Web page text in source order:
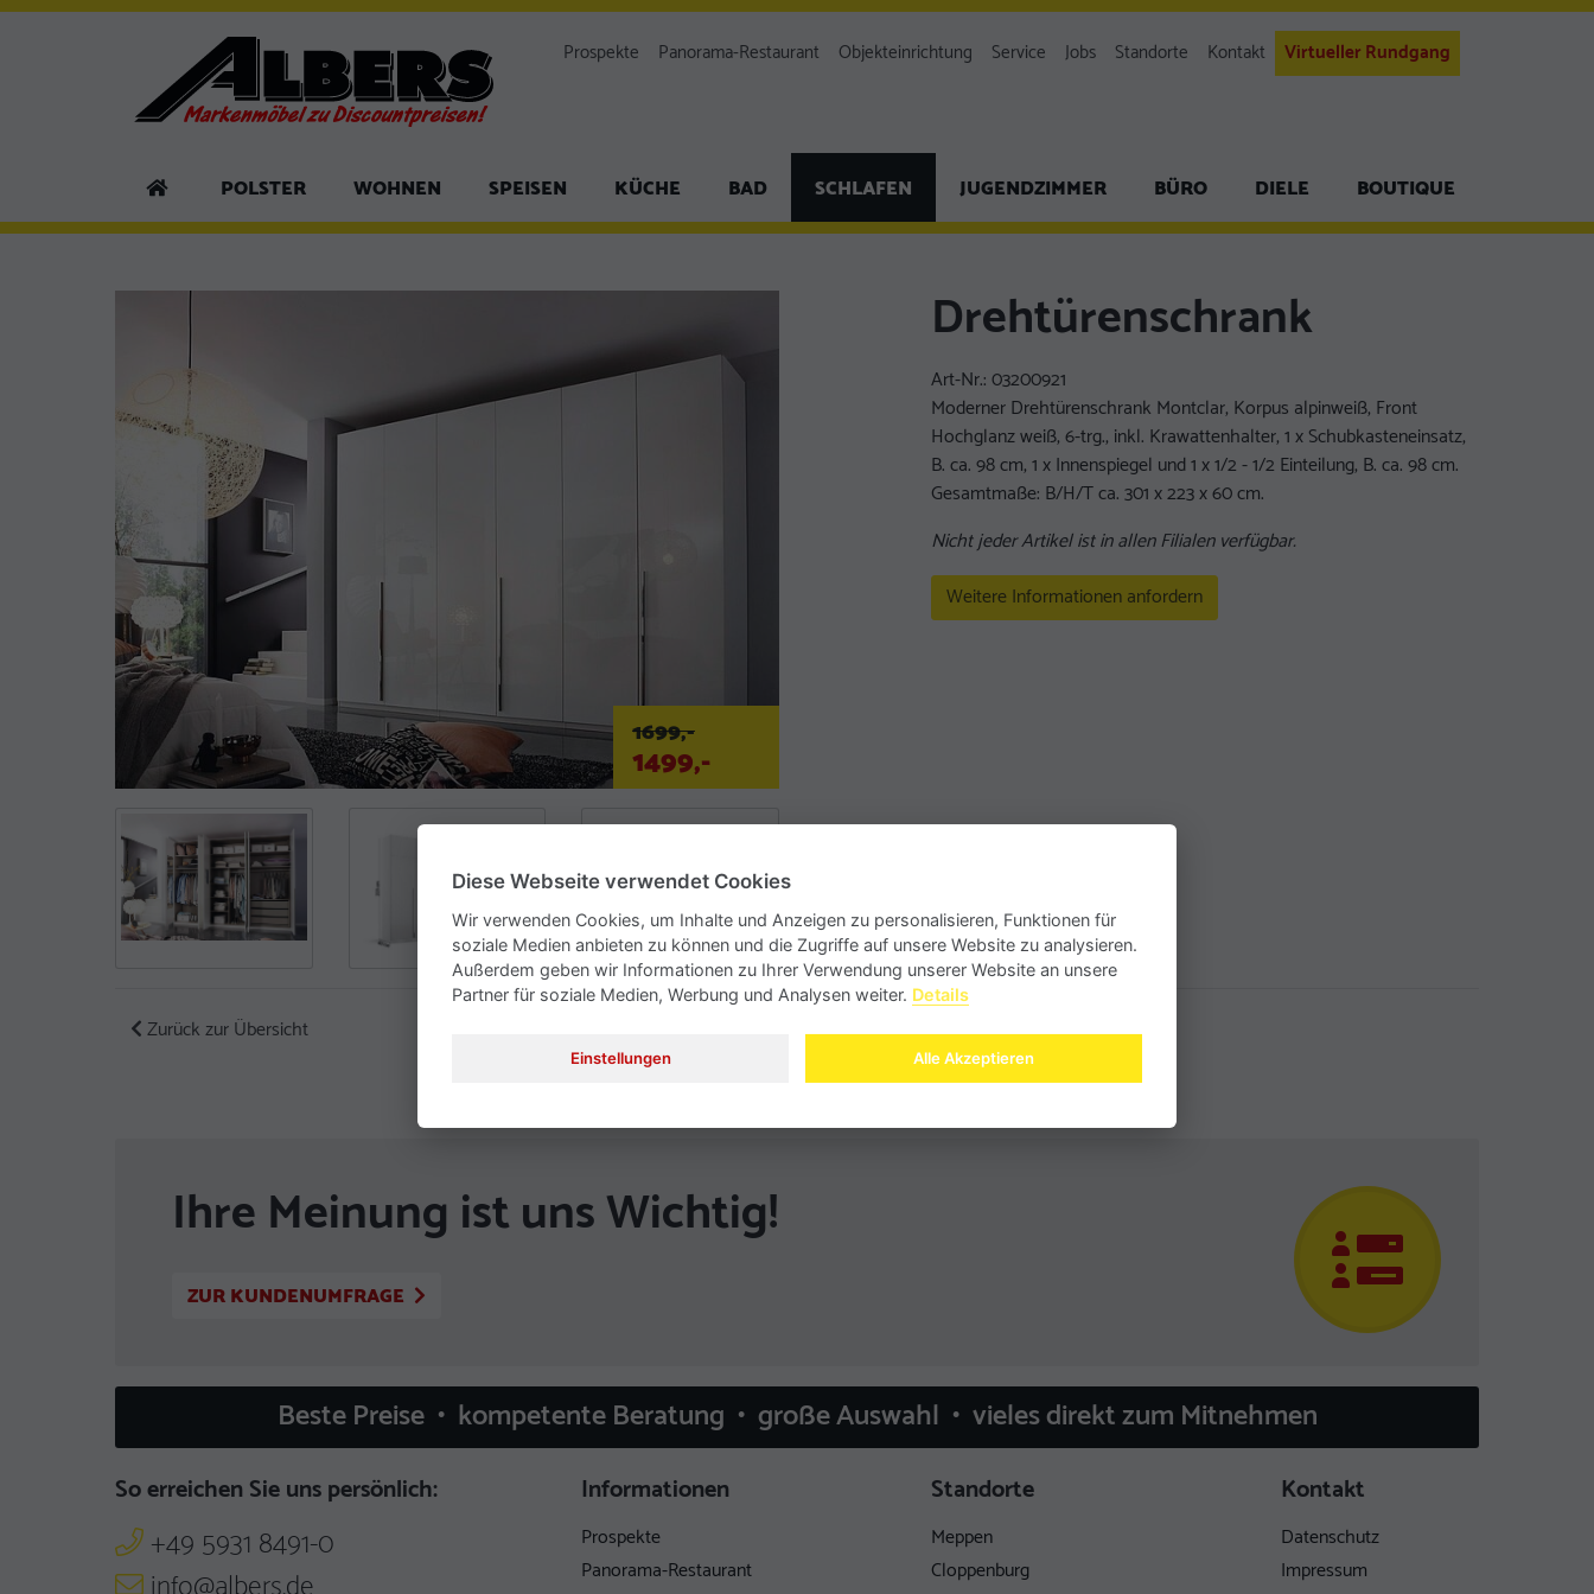
Prospekte Panorama-Restaurant Objekteinrichtung Service Jobs Standorte Kontakt Virtueller Rundgang
POLSTER WOHNEN SPEISEN KÜCHE BAD SCHLAFEN JUGENDZIMMER BÜRO DIELE BOUTIQUE
1699,-
1499,-
Drehtürenschrank
Art-Nr.:03200921
Moderner Drehtürenschrank Montclar, Korpus alpinweiß, Front
Hochglanz weiß, 6-trg., inkl. Krawattenhalter, 1 x Schubkasteneinsatz,
B. ca. 98 cm, 1 x Innenspiegel und 1 x 1/2 - 1/2 Einteilung, B. ca. 98 cm.
Gesamtmaße: B/H/T ca. 301 x 223 x 60 cm.
Nicht jeder Artikel ist in allen Filialen verfügbar.
Weitere Informationen anfordern
Zurück zur Übersicht
Ihre Meinung ist uns Wichtig!
ZUR KUNDENUMFRAGE
Beste Preise • kompetente Beratung • große Auswahl • vieles direkt zum Mitnehmen
So erreichen Sie uns persönlich:
+49 5931 8491-0
Informationen
Prospekte
Panorama-Restaurant
Standorte
Meppen
Cloppenburg
Kontakt
Datenschutz
Impressum
Diese Webseite verwendet Cookies
Wir verwenden Cookies, um Inhalte und Anzeigen zu personalisieren, Funktionen für
soziale Medien anbieten zu können und die Zugriffe auf unsere Website zu analysieren.
Außerdem geben wir Informationen zu Ihrer Verwendung unserer Website an unsere
Partner für soziale Medien, Werbung und Analysen weiter. Details
Einstellungen Alle Akzeptieren